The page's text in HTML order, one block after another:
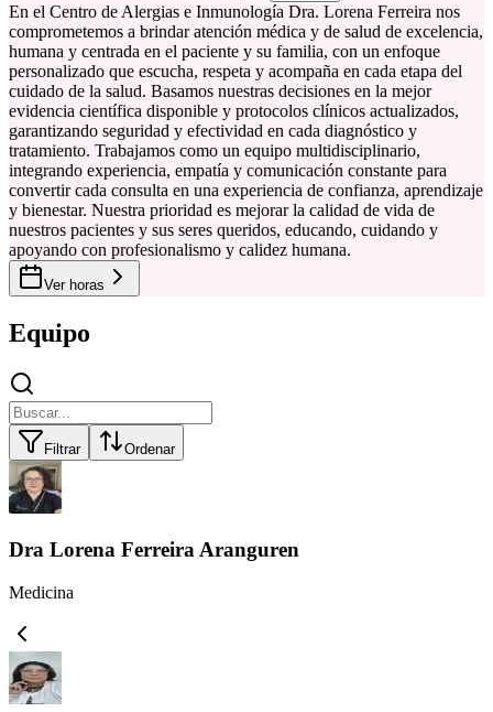
En el Centro de Alergias e Inmunología Dra. Lorena Ferreira nos
comprometemos a brindar atención médica y de salud de excelencia,
humana y centrada en el paciente y su familia, con un enfoque
personalizado que escucha, respeta y acompaña en cada etapa del
cuidado de la salud. Basamos nuestras decisiones en la mejor
evidencia científica disponible y protocolos clínicos actualizados,
garantizando seguridad y efectividad en cada diagnóstico y
tratamiento. Trabajamos como un equipo multidisciplinario,
integrando experiencia, empatía y comunicación constante para
convertir cada consulta en una experiencia de confianza, aprendizaje
y bienestar. Nuestra prioridad es mejorar la calidad de vida de
nuestros pacientes y sus seres queridos, educando, cuidando y
apoyando con profesionalismo y calidez humana.
Ver horas
Equipo
Filtrar Ordenar
Dra Lorena Ferreira Aranguren
Medicina